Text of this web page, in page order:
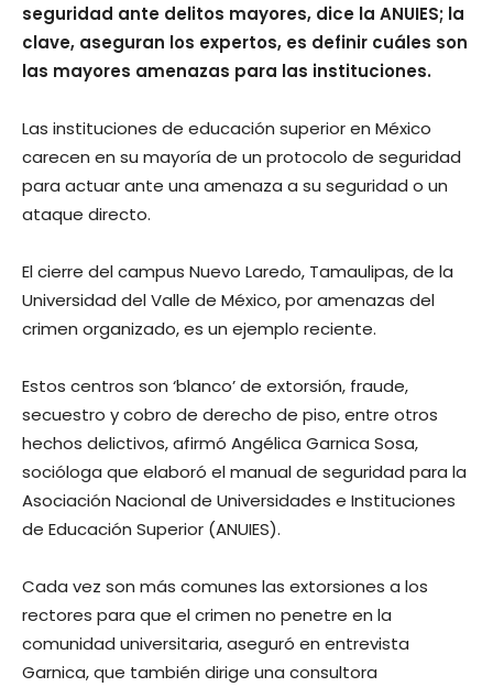
seguridad ante delitos mayores, dice la ANUIES; la
clave, aseguran los expertos, es definir cuáles son
las mayores amenazas para las instituciones.
Las instituciones de educación superior en México
carecen en su mayoría de un protocolo de seguridad
para actuar ante una amenaza a su seguridad o un
ataque directo.
El cierre del campus Nuevo Laredo, Tamaulipas, de la
Universidad del Valle de México, por amenazas del
crimen organizado, es un ejemplo reciente.
Estos centros son ‘blanco’ de extorsión, fraude,
secuestro y cobro de derecho de piso, entre otros
hechos delictivos, afirmó Angélica Garnica Sosa,
socióloga que elaboró el manual de seguridad para la
Asociación Nacional de Universidades e Instituciones
de Educación Superior (ANUIES).
Cada vez son más comunes las extorsiones a los
rectores para que el crimen no penetre en la
comunidad universitaria, aseguró en entrevista
Garnica, que también dirige una consultora